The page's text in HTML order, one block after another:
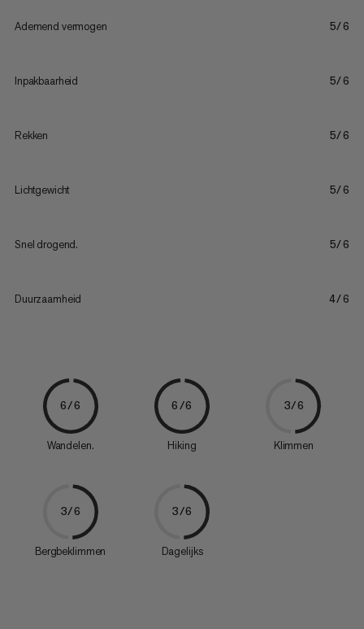
Ademend vermogen 5/6
Inpakbaarheid 5/6
Rekken 5/6
Lichtgewicht 5/6
Snel drogend. 5/6
Duurzaamheid 4/6
6/6
Wandelen.
6/6
Hiking
3/6
Klimmen
3/6
Bergbeklimmen
3/6
Dagelijks